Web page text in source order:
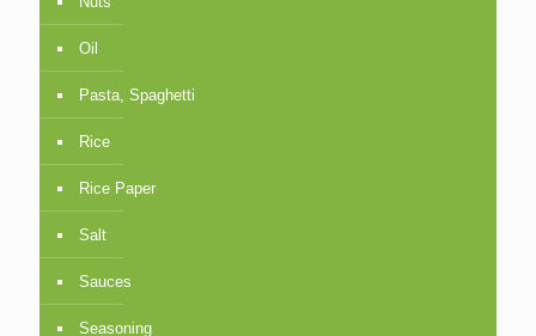
Oil
Pasta, Spaghetti
Rice
Rice Paper
Salt
Sauces
Seasoning